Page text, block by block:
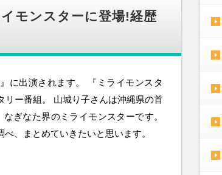
モンスターに登場!経歴
に出演されます。 『ミライモンスタ
リー番組。 山城り子さんは沖縄県の首
ぎなた界のミライモンスターです。
、まとめていきたいと思います。